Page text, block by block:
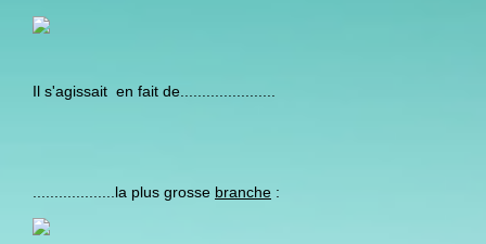
Il s'agissait en fait de......................
...................la plus grosse branche :